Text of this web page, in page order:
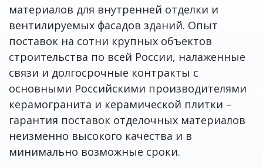
материалов для внутренней отделки и
вентилируемых фасадов зданий. Опыт
поставок на сотни крупных объектов
строительства по всей России, налаженные
связи и долгосрочные контракты с
основными Российскими производителями
керамогранита и керамической плитки –
гарантия поставок отделочных материалов
неизменно высокого качества и в
минимально возможные сроки.